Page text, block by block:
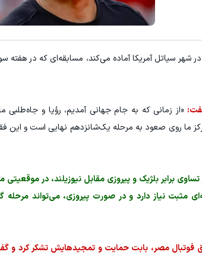
شهر سیاتل آمریکا آماده می‌کند، مسابقه‌ای که در هفته
«از زمانی که به جام جهانی آمدیم، رؤیا و جاه‌طلبی
ما روی صعود به مرحله یک‌شانزدهم نهایی است و این
برابر بلژیک و پیروزی مقابل نیوزیلند، در موقعیتی
مثبت نیاز دارد و در صورت پیروزی، می‌تواند مرحله
مصر، بابت حمایت و تمجیدهایش تشکر کرد و
سهام گوگل سود کسب کنی؟
۳ دلار پاداش در هر لات معاملاتی در بروکر اینوسلو
ثبت نام کنید